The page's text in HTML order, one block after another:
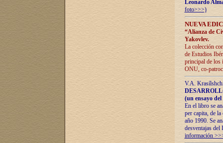
Leonardo
foto>>>)
NUEVA
“Alianza de
Yakovlev.
La colección
de Estudios
principal de los
ONU, co-
V.A.
(un ensayo
En el libro se
per capita, de
año 1990. Se
desventajas
información